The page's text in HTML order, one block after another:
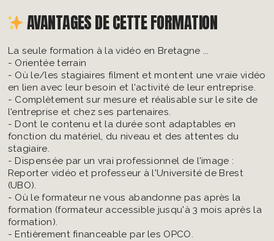
AVANTAGES DE CETTE FORMATION
La seule formation à la vidéo en Bretagne ...
- Orientée terrain
- Où le/les stagiaires filment et montent une vraie vidéo
en lien avec leur besoin et l'activité de leur entreprise.
- Complètement sur mesure et réalisable sur le site de
l'entreprise et chez ses partenaires.
- Dont le contenu et la durée sont adaptables en
fonction du matériel, du niveau et des attentes du
stagiaire.
- Dispensée par un vrai professionnel de l'image :
Reporter vidéo et professeur à l'Université de Brest
(UBO).
- Où le formateur ne vous abandonne pas après la
formation (formateur accessible jusqu'à 3 mois après la
formation).
- Entièrement financeable par les OPCO.